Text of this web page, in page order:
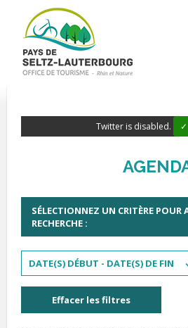
Twitter is disabled.
SÉLECTIONNEZ UN CRITÈRE POUR
RECHERCHE :
DATE(S) DÉBUT - DATE(S) DE FIN
Effacer les filtres